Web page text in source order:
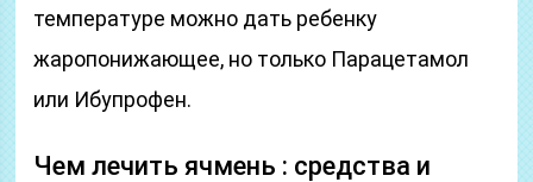
температуре можно дать ребенку
жаропонижающее, но только Парацетамол
или Ибупрофен.
Чем лечить ячмень : средства и